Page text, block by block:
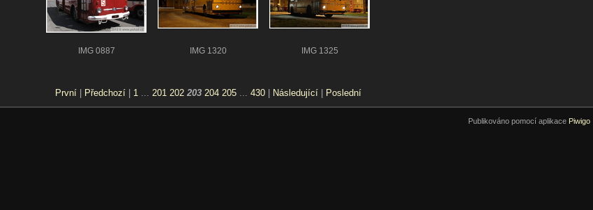
IMG 0887 IMG 1320 IMG 1325
První| Předchozí| 1 201 202 203 204 205... 430 Následující Poslední
Publikováno pomocí aplikace Piwigo